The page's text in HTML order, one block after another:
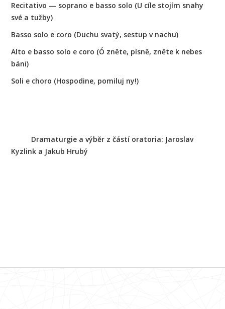
Recitativo — soprano e basso solo (U cíle stojím snahy
své a tužby)
Basso solo e coro (Duchu svatý, sestup v nachu)
Alto e basso solo e coro (Ó zněte, písně, zněte k nebes
báni)
Soli e choro (Hospodine, pomiluj ny!)
Dramaturgie a výběr z částí oratoria: Jaroslav
Kyzlink a Jakub Hrubý